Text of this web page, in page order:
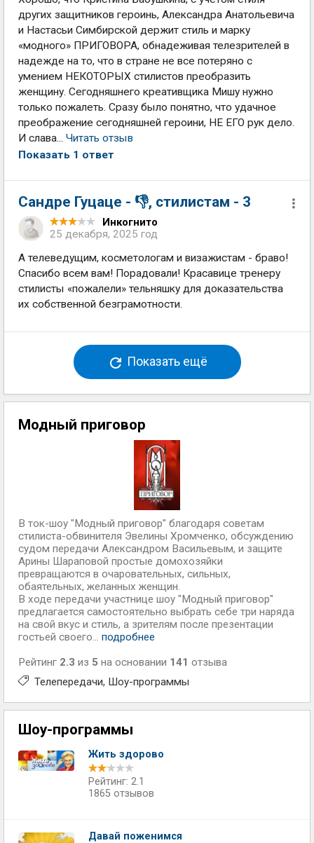
других защитников героинь, Александра Анатольевича
и Настасьи Симбирской держит стиль и марку
«модного» ПРИГОВОРА, обнадеживая телезрителей в
надежде на то, что в стране не все потеряно с
умением НЕКОТОРЫХ стилистов преобразить
женщину. Сегодняшнего креативщика Мишу нужно
только пожалеть. Сразу было понятно, что удачное
преображение сегодняшней героини, НЕ ЕГО рук дело.
И слава... Читать отзыв
Показать 1 ответ
Сандре Гуцаце - 👎, стилистам - 3
Инкогнито
25 декабря, 2025 год
А телеведущим, косметологам и визажистам - браво!
Спасибо всем вам! Порадовали! Красавице тренеру
стилисты «пожалели» тельняшку для доказательства
их собственной безграмотности.
Показать ещё
Модный приговор
В ток-шоу "Модный приговор" благодаря советам
стилиста-обвинителя Эвелины Хромченко, обсуждению
судом передачи Александром Васильевым, и защите
Арины Шараповой простые домохозяйки
превращаются в очаровательных, сильных,
обаятельных, желанных женщин.
В ходе передачи участнице шоу "Модный приговор"
предлагается самостоятельно выбрать себе три наряда
на свой вкус и стиль, а зрителям после презентации
гостьей своего... подробнее
Рейтинг 2.3 из 5 на основании 141 отзыва
Телепередачи Шоу-программы
Шоу-программы
Жить здорово
Рейтинг: 2.1
1865 отзывов
Давай поженимся